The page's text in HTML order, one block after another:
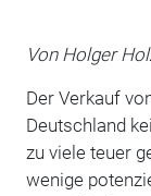
Von Holger
Der Verkauf
Deutschland
zu viele teuer
wenige